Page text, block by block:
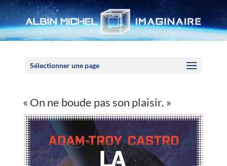
Sélectionner une page
« On ne boude pas son plaisir. »
Panneau de gestion des cookies